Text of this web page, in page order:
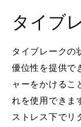
タイブ
タイブレークの
優位性を提供で
ャーをかけるこ
れを使用できま
ストレス下でリ